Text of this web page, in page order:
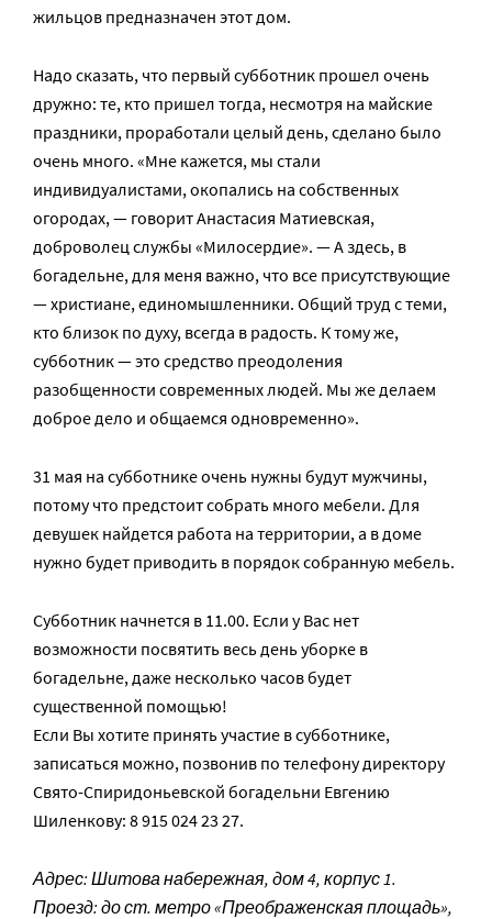
жильцов предназначен этот дом.
Надо сказать, что первый субботник прошел очень
дружно: те, кто пришел тогда, несмотря на майские
праздники, проработали целый день, сделано было
очень много. «Мне кажется, мы стали
индивидуалистами, окопались на собственных
огородах, — говорит Анастасия Матиевская,
доброволец службы «Милосердие». — А здесь, в
богадельне, для меня важно, что все присутствующие
— христиане, единомышленники. Общий труд с теми,
кто близок по духу, всегда в радость. К тому же,
субботник — это средство преодоления
разобщенности современных людей. Мы же делаем
доброе дело и общаемся одновременно».
31 мая на субботнике очень нужны будут мужчины,
потому что предстоит собрать много мебели. Для
девушек найдется работа на территории, а в доме
нужно будет приводить в порядок собранную мебель.
Субботник начнется в 11.00. Если у Вас нет
возможности посвятить весь день уборке в
богадельне, даже несколько часов будет
существенной помощью!
Если Вы хотите принять участие в субботнике,
записаться можно, позвонив по телефону директору
Свято-Спиридоньевской богадельни Евгению
Шиленкову: 8 915 024 23 27.
Адрес: Шитова набережная, дом 4, корпус 1.
Проезд: до ст. метро «Преображенская площадь»,